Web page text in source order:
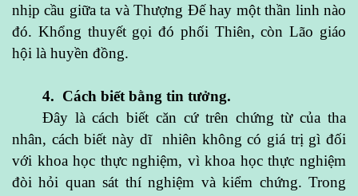
nhịp cầu giữa ta và Thượng Đế hay một thần linh nào
đó. Khổng thuyết gọi đó phối Thiên, còn Lão giáo
hội là huyền đồng.
4. Cách biết bằng tin tưởng.
Đây là cách biết căn cứ trên chứng từ của tha
nhân, cách biết này dĩ nhiên không có giá trị gì đối
với khoa học thực nghiệm, vì khoa học thực nghiệm
đòi hỏi quan sát thí nghiệm và kiểm chứng. Trong